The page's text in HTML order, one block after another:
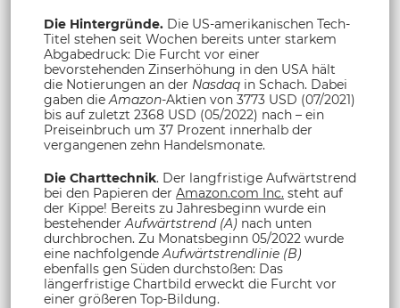
Die Hintergründe. Die US-amerikanischen Tech-
Titel stehen seit Wochen bereits unter starkem
Abgabedruck: Die Furcht vor einer
bevorstehenden Zinserhöhung in den USA hält
die Notierungen an der Nasdaq in Schach. Dabei
gaben dieAmazon-Aktien von 3773 USD (07/2021)
bis auf zuletzt 2368 USD (05/2022) nach – ein
Preiseinbruch um 37 Prozent innerhalb der
vergangenen zehn Handelsmonate.
Die Charttechnik. Der langfristige Aufwärtstrend
bei den Papieren der Amazon.com Inc. steht auf
der Kippe! Bereits zu Jahresbeginn wurde ein
bestehenderAufwärtstrend (A) nach unten
durchbrochen. Zu Monatsbeginn 05/2022 wurde
eine nachfolgendeAufwärtstrendlinie (B)
ebenfalls gen Süden durchstoßen: Das
längerfristige Chartbild erweckt die Furcht vor
einer größeren Top-Bildung.